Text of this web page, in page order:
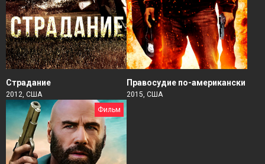
Страдание
2012, США
Правосудие по-американски
2015, США
Фильм